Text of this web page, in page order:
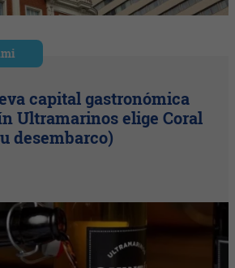
capital gastronómica
Ultramarinos elige Coral
desembarco)